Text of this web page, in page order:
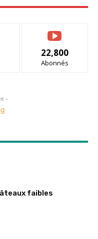
22,800
Abonnés
-
faibles